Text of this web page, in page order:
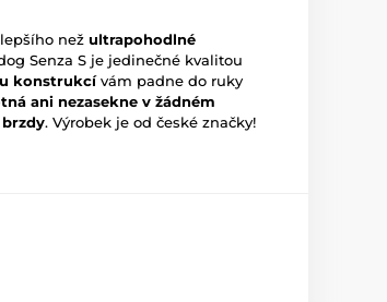
než ultrapohodlné
Senza S je jedinečné kvalitou
konstrukcívám padne do ruky
ani nezasekne v žádném
. Výrobek je od české značky!